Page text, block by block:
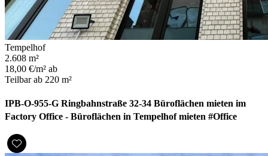
Tempelhof
2.608 m²
18,00 €/m² ab
Teilbar ab 220 m²
IPB-O-955-G Ringbahnstraße 32-34 Büroflächen mieten im
Factory Office - Büroflächen in Tempelhof mieten #Office